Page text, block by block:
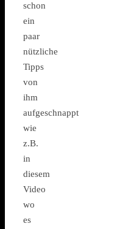
schon
ein
paar
nützliche
Tipps
von
ihm
aufgeschnappt
wie
z.B.
in
diesem
Video
wo
es